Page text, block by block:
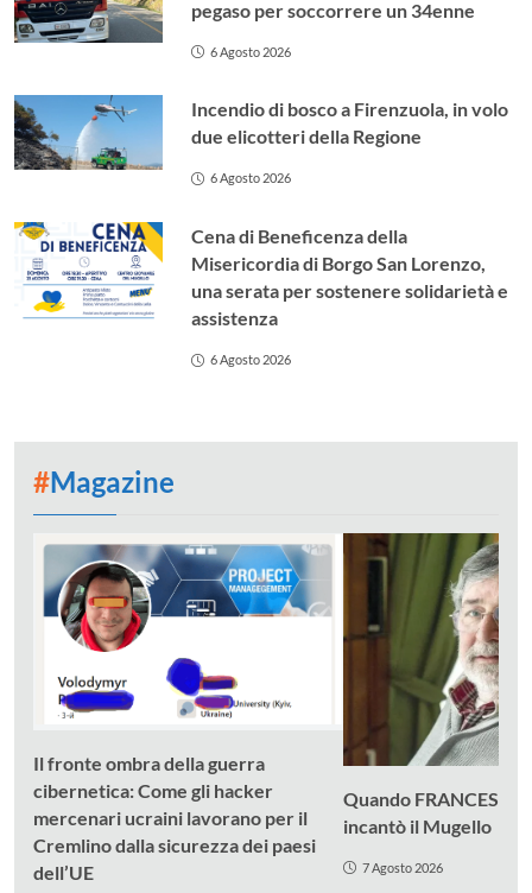
pegaso per soccorrere un 34enne
6 Agosto 2026
Incendio di bosco a Firenzuola, in volo
due elicotteri della Regione
6 Agosto 2026
Cena di Beneficenza della
Misericordia di Borgo San Lorenzo,
una serata per sostenere solidarietà e
assistenza
6 Agosto 2026
#Magazine
Il fronte ombra della guerra
cibernetica: Come gli hacker
mercenari ucraini lavorano per il
Cremlino dalla sicurezza dei paesi
dell’UE
Quando
incantò il Mugello
7 Agosto 2026